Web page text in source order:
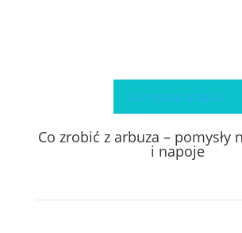
Co można zrobić z
Co zrobić z arbuza – pomysły
i napoje